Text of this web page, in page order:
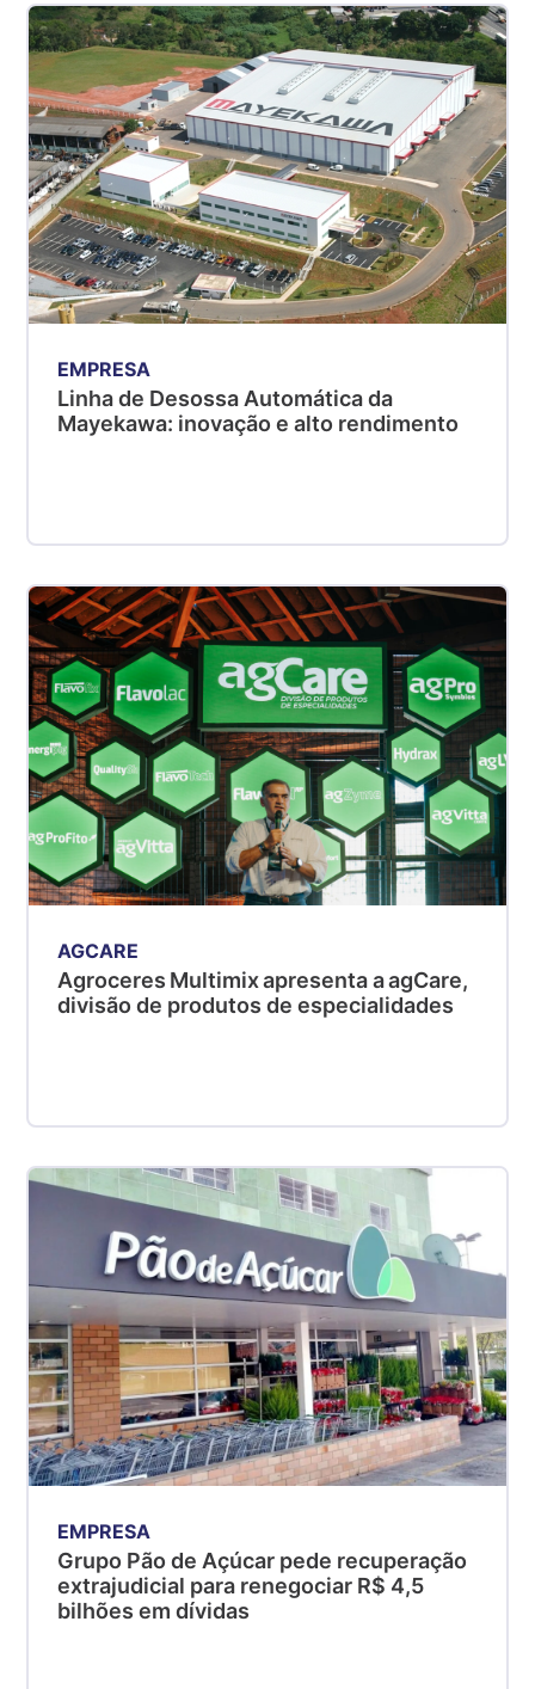
EMPRESA
Linha de Desossa Automática da
Mayekawa: inovação e alto rendimento
AGCARE
Agroceres Multimix apresenta a agCare,
divisão de produtos de especialidades
EMPRESA
Grupo Pão de Açúcar pede recuperação
extrajudicial para renegociar R$ 4,5
bilhões em dívidas